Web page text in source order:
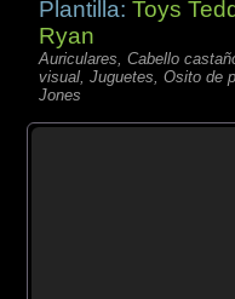
Plantilla:Toys
Ryan
Auriculares, Cabello
visual, Juguetes, Osito de
Jones